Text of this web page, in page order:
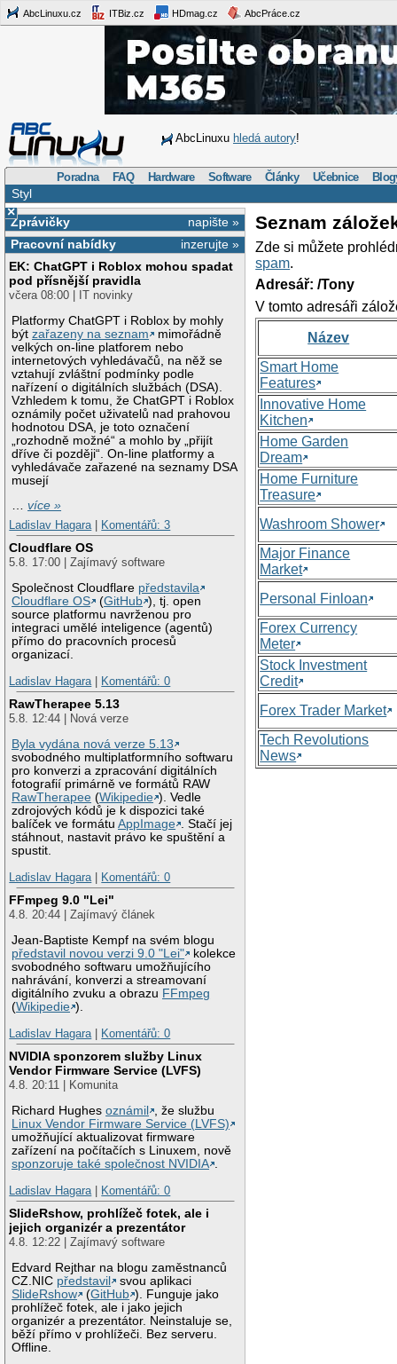
AbcLinuxu.cz ITBiz.cz HDmag.cz AbcPráce.cz
AbcLinuxu hledá autory!
Poradna FAQ Hardware Software Články Učebnice
Styl
×
napište »
Zprávičky
inzerujte »
Pracovní nabídky
EK: ChatGPT i Roblox mohou spadat
pod přísnější pravidla
včera 08:00 | IT novinky
Platformy ChatGPT i Roblox by mohly
býtzařazeny na seznam
mimořádně
velkých on-line platforem nebo
internetových vyhledávačů, na něž se
vztahují zvláštní podmínky podle
nařízení o digitálních službách (DSA).
Vzhledem k tomu, že ChatGPT i Roblox
oznámily počet uživatelů nad prahovou
hodnotou DSA, je toto označení
„rozhodně možné“ a mohlo by „přijít
dříve či později“. On-line platformy a
vyhledávače zařazené na seznamy DSA
musejí
…více »
Ladislav Hagara
Komentářů: 3
Cloudflare OS
5.8. 17:00 | Zajímavý software
Společnost Cloudflare představila
Cloudflare OS
(GitHub ), tj. open
source platformu navrženou pro
integraci umělé inteligence (agentů)
přímo do pracovních procesů
organizací.
Ladislav Hagara
Komentářů: 0
RawTherapee 5.13
5.8. 12:44 | Nová verze
Byla vydána nová verze 5.13
svobodného multiplatformního softwaru
pro konverzi a zpracování digitálních
fotografií primárně ve formátů RAW
RawTherapee (Wikipedie ). Vedle
zdrojových kódů je k dispozici také
balíček ve formátuAppImage . Stačí jej
stáhnout, nastavit právo ke spuštění a
spustit.
Ladislav Hagara
Komentářů: 0
FFmpeg 9.0 "Lei"
4.8. 20:44 | Zajímavý článek
Jean-Baptiste Kempf na svém blogu
představil novou verzi 9.0 "Lei"
kolekce
svobodného softwaru umožňujícího
nahrávání, konverzi a streamovaní
digitálního zvuku a obrazu FFmpeg
(Wikipedie ).
Ladislav Hagara
Komentářů: 0
NVIDIA sponzorem služby Linux
Vendor Firmware Service (LVFS)
4.8. 20:11 | Komunita
Richard Hughesoznámil
, že službu
Linux Vendor Firmware Service (LVFS)
umožňující aktualizovat firmware
zařízení na počítačích s Linuxem, nově
sponzoruje také společnost NVIDIA .
Ladislav Hagara | Komentářů: 0
SlideRshow, prohlížeč fotek, ale i
jejich organizér a prezentátor
4.8. 12:22 | Zajímavý software
Edvard Rejthar na blogu zaměstnanců
CZ.NIC představil
svou aplikaci
SlideRshow
(GitHub ). Funguje jako
prohlížeč fotek, ale i jako jejich
organizér a prezentátor. Neinstaluje se,
běží přímo v prohlížeči. Bez serveru.
Offline.
Seznam
Zde si můžete
spam.
Adresář: /Tony
V tomto adresáři
Název
Smart Home
Features
Innovative Home
Kitchen
Home Garden
Dream
Home Furniture
Treasure
Washroom Shower
Major Finance
Market
Personal Finloan
Forex Currency
Meter
Stock Investment
Credit
Forex Trader Market
Tech Revolutions
News